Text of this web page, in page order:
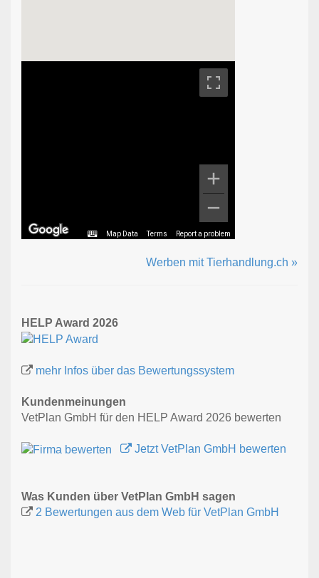
Map Data Terms Report a problem
Werben mit Tierhandlung.ch »
HELP Award 2026
mehr Infos über das Bewertungssystem
Kundenmeinungen
VetPlan GmbH für den HELP Award 2026 bewerten
Jetzt VetPlan GmbH bewerten
Was Kunden über VetPlan GmbH sagen
2 Bewertungen aus dem Web für VetPlan GmbH